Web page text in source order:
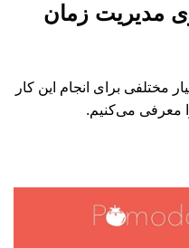
مدیریت زمان
مختلفی برای انجام این کار
معرفی می‌کنیم.